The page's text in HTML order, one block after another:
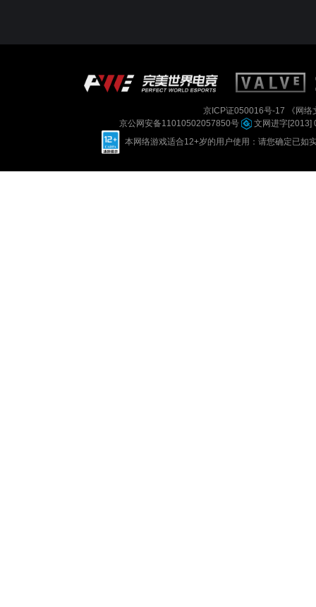
京ICP证050016号-17
《网
京公网安备11010502057850号
文网进字[2013]
本网络游戏适合12+岁的用户使用：请您确定已如